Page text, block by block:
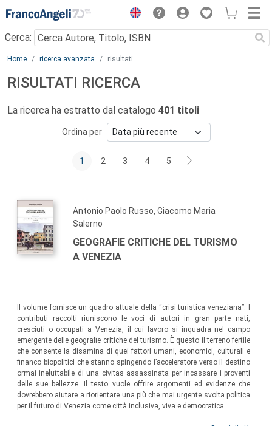
Menu
Cerca:
Main content
Home ricerca avanzata risultati
RISULTATI RICERCA
La ricerca ha estratto dal catalogo 401 titoli
Ordina per
1 2 3 4 5
Antonio Paolo Russo, Giacomo Maria
Salerno
GEOGRAFIE CRITICHE DEL TURISMO
A VENEZIA
Il volume fornisce un quadro attuale della “crisi turistica veneziana”. I
contributi raccolti riuniscono le voci di autori in gran parte nati,
cresciuti o occupati a Venezia, il cui lavoro si inquadra nel campo
emergente delle geografie critiche del turismo. È questo il terreno fertile
che consente la disamina di quei fattori umani, economici, culturali e
financo biopolitici che stanno spingendo l’acceleratore verso il destino
ormai ineluttabile di una civitas assassinata per incassare i proventi
delle sue bellezze. Il testo vuole offrire argomenti ed evidenze che
dovrebbero aiutare a riorientare una più che mai urgente svolta politica
per il futuro di Venezia come città inclusiva, viva e democratica.